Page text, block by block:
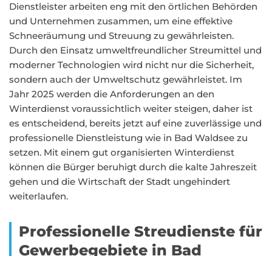
Dienstleister arbeiten eng mit den örtlichen Behörden
und Unternehmen zusammen, um eine effektive
Schneeräumung und Streuung zu gewährleisten.
Durch den Einsatz umweltfreundlicher Streumittel und
moderner Technologien wird nicht nur die Sicherheit,
sondern auch der Umweltschutz gewährleistet. Im
Jahr 2025 werden die Anforderungen an den
Winterdienst voraussichtlich weiter steigen, daher ist
es entscheidend, bereits jetzt auf eine zuverlässige und
professionelle Dienstleistung wie in Bad Waldsee zu
setzen. Mit einem gut organisierten Winterdienst
können die Bürger beruhigt durch die kalte Jahreszeit
gehen und die Wirtschaft der Stadt ungehindert
weiterlaufen.
Professionelle Streudienste für
Gewerbegebiete in Bad